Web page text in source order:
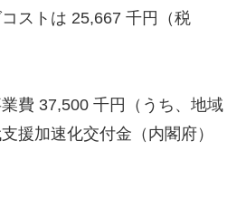
ストは 25,667 千円（税
費 37,500 千円（うち、地域
援加速化交付金（内閣府）